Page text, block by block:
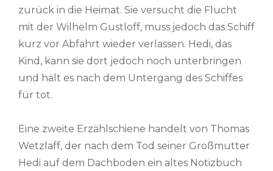
zurück in die Heimat. Sie versucht die Flucht
mit der Wilhelm Gustloff, muss jedoch das Schiff
kurz vor Abfahrt wieder verlassen. Hedi, das
Kind, kann sie dort jedoch noch unterbringen
und hält es nach dem Untergang des Schiffes
für tot.
Eine zweite Erzählschiene handelt von Thomas
Wetzlaff, der nach dem Tod seiner Großmutter
Hedi auf dem Dachboden ein altes Notizbuch